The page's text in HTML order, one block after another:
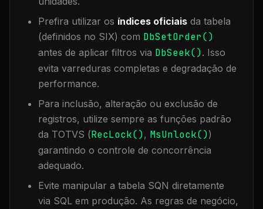
Prefira utilizar os índices oficiais da tabela
(definidos no SIX) com DbSetOrder()
antes de aplicar filtros via DbSeek(). Isso
evita varreduras completas e degradação de
performance.
Para inclusão, alteração ou exclusão de
registros, utilize sempre as funções padrão
da TOTVS (RecLock(), MsUnlock())
garantindo o controle de concorrência
adequado.
Evite manipular a tabela SQN diretamente
via SQL em produção. As regras de negócio,